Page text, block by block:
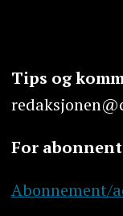
Tips og
For
Abonnement/